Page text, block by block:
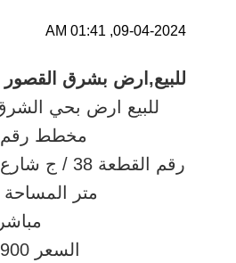
09-04-2024, 01:41 AM
للبيع,ارض بشرق القصور
للبيع ارض بحي الشرق
مخطط رقم 498/4
متر المساحة 625 متر
مباشر
السعر 900 للمتر